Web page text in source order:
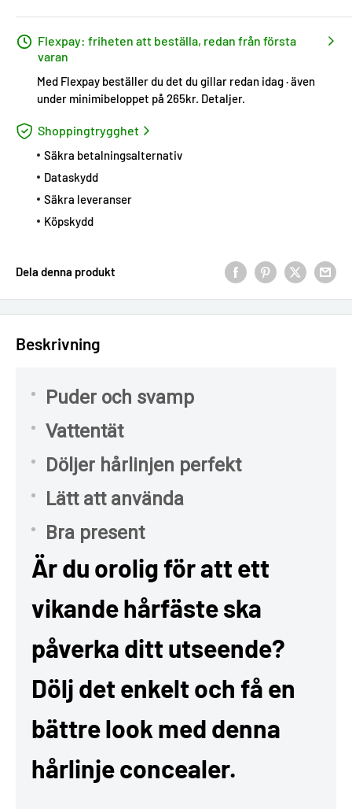
Flexpay: friheten att beställa, redan från första
varan
Med Flexpay beställer du det du gillar redan idag · även
under minimibeloppet på 265kr. Detaljer.
Shoppingtrygghet
Säkra betalningsalternativ
Dataskydd
Säkra leveranser
Köpskydd
Dela denna produkt
Beskrivning
Puder och svamp
Vattentät
Döljer hårlinjen perfekt
Lätt att använda
Bra present
Är du orolig för att ett
vikande hårfäste ska
påverka ditt utseende?
Dölj det enkelt och få en
bättre look med denna
hårlinje concealer.